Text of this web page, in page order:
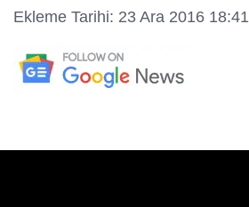
Ekleme Tarihi: 23 Ara 2016 18:41